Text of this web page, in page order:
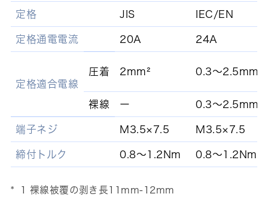
定格 JIS IEC/EN
定格通電電流 20A 24A
定格適合電線
圧着 2mm² 0.3～2.5mm²
裸線 ー 0.3～2.5mm²
端子ネジ M3.5×7.5 M3.5×7.5
締付トルク 0.8～1.2Nm 0.8～1.2Nm
1 裸線被覆の剥き長11mm-12mm